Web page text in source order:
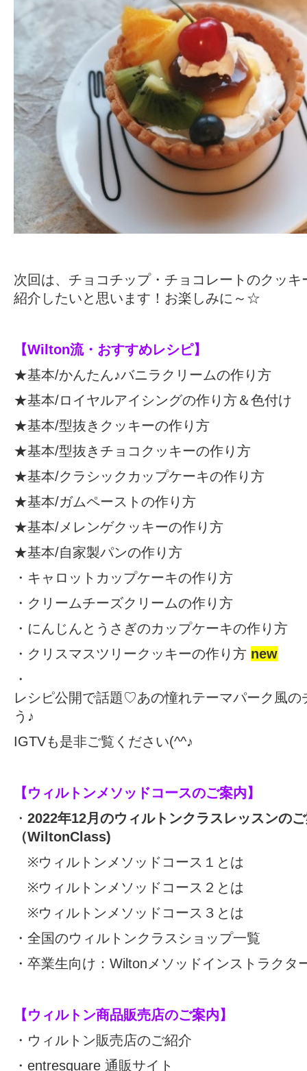
次回は、チョコチップ・チョコレートのクッ
紹介したいと思います！お楽しみに～☆
【Wilton流・おすすめレシピ】
★基本/かんたん♪バニラクリームの作り方
★基本/ロイヤルアイシングの作り方＆色付け
★基本/型抜きクッキーの作り方
★基本/型抜きチョコクッキーの作り方
★基本/クラシックカップケーキの作り方
★基本/ガムペーストの作り方
★基本/メレンゲクッキーの作り方
★基本/自家製パンの作り方
・ キャロットカップケーキの作り方
・ クリームチーズクリームの作り方
・ にんじんとうさぎのカップケーキの作り方
・ クリスマスツリークッキーの作り方 new
・
レシピ公開で話題♡あの憧れテーマパーク風の
う♪
IGTVも是非ご覧ください(^^♪
【ウィルトンメソッドコースのご案内】
・ 2022年12月のウィルトンクラスレッスンの
（WiltonClass)
※ウィルトンメソッドコース１とは
※ウィルトンメソッドコース２とは
※ウィルトンメソッドコース３とは
・ 全国のウィルトンクラスショップ一覧
・卒業生向け： Wiltonメソッドインストラクタ
【ウィルトン商品販売店のご案内】
・ ウィルトン販売店のご紹介
・ entresquare 通販サイト